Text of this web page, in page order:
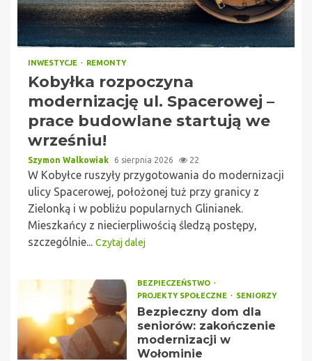
INWESTYCJE REMONTY
Kobyłka rozpoczyna
modernizację ul. Spacerowej –
prace budowlane startują we
wrześniu!
Szymon Walkowiak 6 sierpnia 2026 22
W Kobyłce ruszyły przygotowania do modernizacji
ulicy Spacerowej, położonej tuż przy granicy z
Zielonką i w pobliżu popularnych Glinianek.
Mieszkańcy z niecierpliwością śledzą postępy,
szczególnie... Czytaj dalej
BEZPIECZEŃSTWO
PROJEKTY SPOŁECZNE
SENIORZY
Bezpieczny dom dla
seniorów: zakończenie
modernizacji w
Wołominie